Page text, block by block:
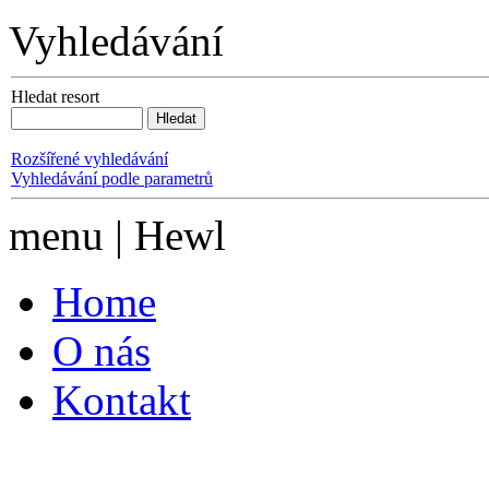
Vyhledávání
Hledat resort
Rozšířené vyhledávání
Vyhledávání podle parametrů
menu | Hewl
Home
O nás
Kontakt